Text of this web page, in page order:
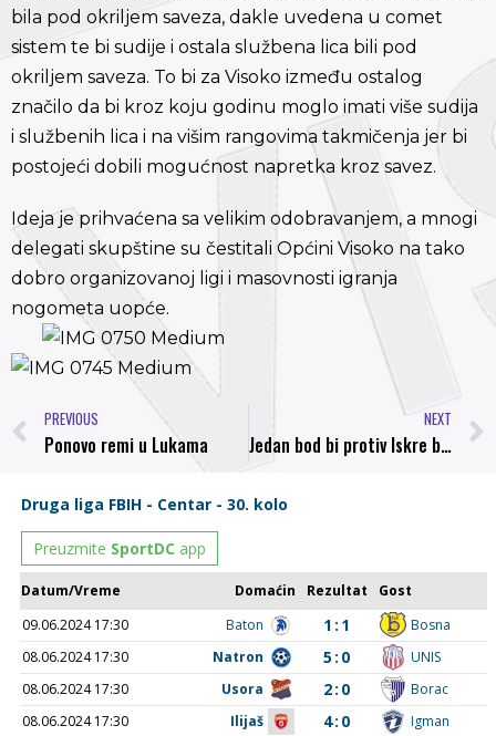
bila pod okriljem saveza, dakle uvedena u comet
sistem te bi sudije i ostala službena lica bili pod
okriljem saveza. To bi za Visoko između ostalog
značilo da bi kroz koju godinu moglo imati više sudija
i službenih lica i na višim rangovima takmičenja jer bi
postojeći dobili mogućnost napretka kroz savez.
Ideja je prihvaćena sa velikim odobravanjem, a mnogi
delegati skupštine su čestitali Općini Visoko na tako
dobro organizovanoj ligi i masovnosti igranja
nogometa uopće.
PREVIOUS
Ponovo remi u Lukama
NEXT
Jedan bod bi protiv Iskre bio veliki uspjeh